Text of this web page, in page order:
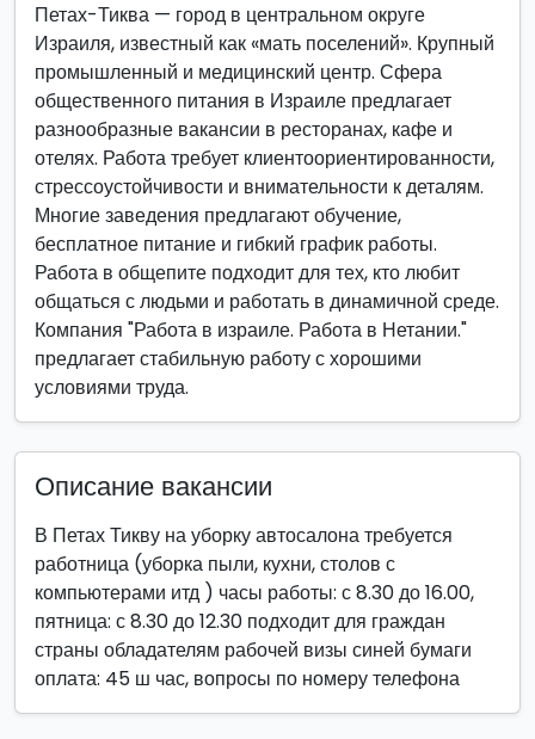
Петах-Тиква — город в центральном округе
Израиля, известный как «мать поселений». Крупный
промышленный и медицинский центр. Сфера
общественного питания в Израиле предлагает
разнообразные вакансии в ресторанах, кафе и
отелях. Работа требует клиентоориентированности,
стрессоустойчивости и внимательности к деталям.
Многие заведения предлагают обучение,
бесплатное питание и гибкий график работы.
Работа в общепите подходит для тех, кто любит
общаться с людьми и работать в динамичной среде.
Компания "Работа в израиле. Работа в Нетании."
предлагает стабильную работу с хорошими
условиями труда.
Описание вакансии
В Петах Тикву на уборку автосалона требуется
работница (уборка пыли, кухни, столов с
компьютерами итд ) часы работы: с 8.30 до 16.00,
пятница: с 8.30 до 12.30 подходит для граждан
страны обладателям рабочей визы синей бумаги
оплата: 45 ш час, вопросы по номеру телефона